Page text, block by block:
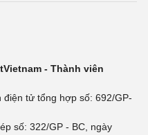
- Thành viên
tử tổng hợp số: 692/GP-
số: 322/GP - BC, ngày